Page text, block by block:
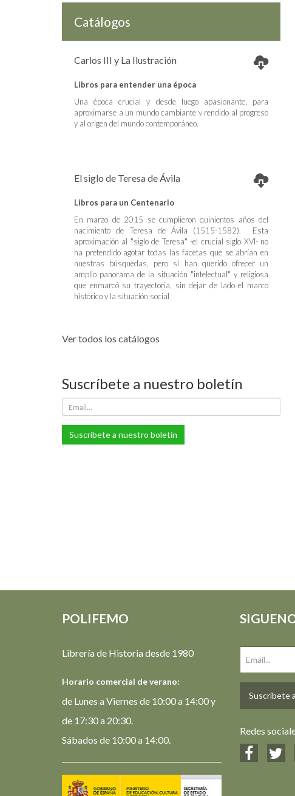
Catálogos
Carlos III y La Ilustración
Libros para entender una época
Una época crucial y desde luego apasionante, para
aproximarse a un mundo cambiante y rendido al progreso
y al origen del mundo contemporáneo.
El siglo de Teresa de Ávila
Libros para un Centenario
En marzo de 2015 se cumplieron quinientos años del
nacimiento de Teresa de Ávila (1515-1582). Esta
aproximación al "siglo de Teresa" -el crucial siglo XVI- no
ha pretendido agotar todas las facetas que se abrían en
nuestras búsquedas, pero sí han querido ofrecer un
amplio panorama de la situación "intelectual" y religiosa
que enmarcó su trayectoria, sin dejar de lado el marco
histórico y la situación social
Ver todos los catálogos
Suscríbete a nuestro boletín
Suscríbete a nuestro boletín
POLIFEMO
Librería de Historia desde 1980
Horario comercial de verano:
de Lunes a Viernes de 10:00 a 14:00 y
de 17:30 a 20:30.
Sábados de 10:00 a 14:00.
Suscríbete
Redes